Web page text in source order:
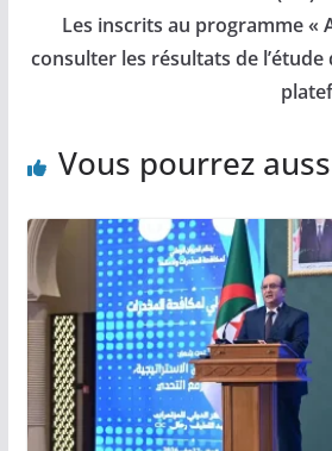
Les inscrits au programme «
consulter les résultats de l’étude
Vous pourrez